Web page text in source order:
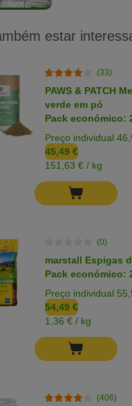
estar
(33)
PAWS & PATCH
verde em pó
Pack económico:
Preço individual
45,49 €
151,63 € / kg
(0)
marstall Espigas
Pack económico:
Preço individual
54,49 €
1,36 € / kg
(406)